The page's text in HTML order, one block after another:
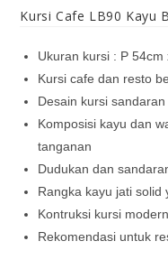
Kursi Cafe LB90 Kayu
Ukuran kursi : P
Kursi cafe dan resto
Desain kursi
Komposisi kayu dan
tanganan
Dudukan dan
Rangka kayu jati solid
Kontruksi kursi
Rekomendasi untuk